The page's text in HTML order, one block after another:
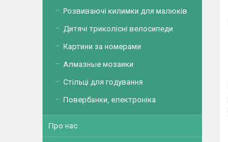
Розвиваючі килимки для малюків
Дитячі триколісні велосипеди
Картини за номерами
Алмазные мозаики
Стільці для годування
Повербанки, електроніка
Про нас